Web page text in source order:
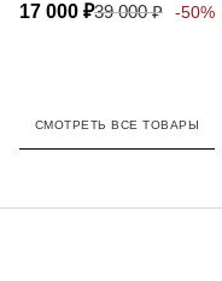
17 000 ₽39 000₽ -50%
СМОТРЕТЬ ВСЕ ТОВАРЫ